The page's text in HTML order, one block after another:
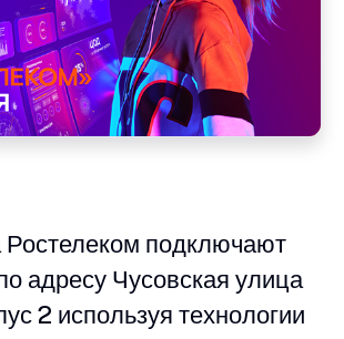
Ростелеком подключают
адресу Чусовская улица
2 используя технологии